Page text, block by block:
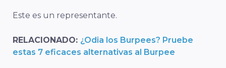
Este es un representante.
RELACIONADO: ¿Odia los Burpees? Pruebe
estas 7 eficaces alternativas al Burpee